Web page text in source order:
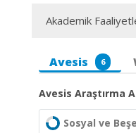
Akademik
Avesis 6
Avesis Araştırma
Sosyal ve